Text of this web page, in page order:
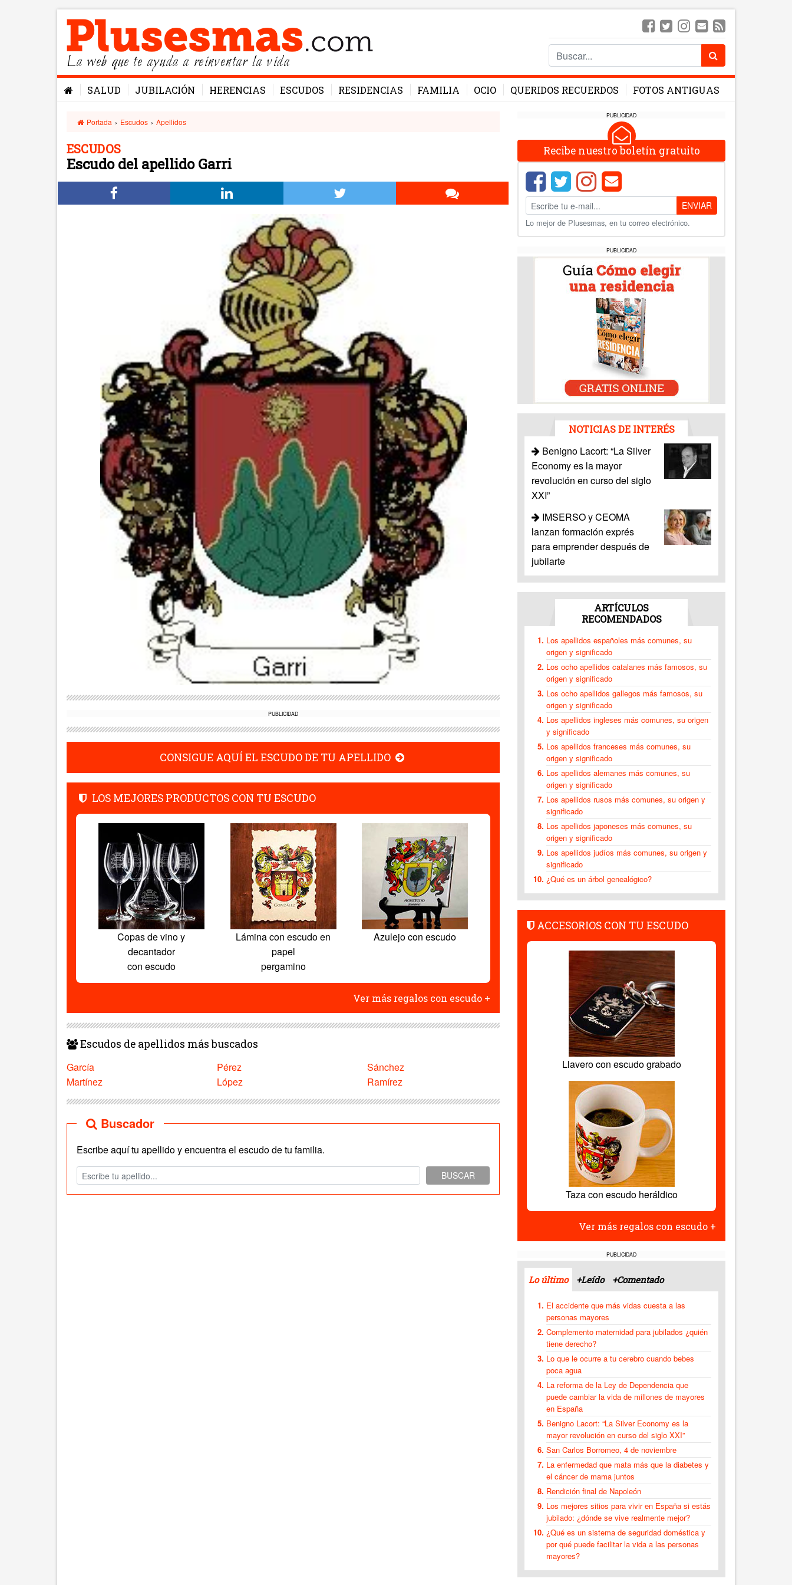
La web que te ayuda a reinventar la vida
SALUD JUBILACIÓN HERENCIAS ESCUDOS RESIDENCIAS FAMILIA OCIO QUERIDOS RECUERDOS FOTOS ANTIGUAS
Portada › Escudos › Apellidos
ESCUDOS
Escudo del apellido Garri
PUBLICIDAD
CONSIGUE AQUÍ EL ESCUDO DE TU APELLIDO
LOS MEJORES PRODUCTOS CON TU ESCUDO
Copas de vino y
decantador
con escudo
Lámina con escudo en
papel
pergamino
Azulejo con escudo
Ver más regalos con escudo +
Escudos de apellidos más buscados
García
Pérez
Sánchez
Martínez
López Ramírez
Buscador
Escribe aquí tu apellido y encuentra el escudo de tu familia.
BUSCAR
PUBLICIDAD
Recibe nuestro boletín gratuito
ENVIAR
Lo mejor de Plusesmas, en tu correo electrónico.
PUBLICIDAD
NOTICIAS DE INTERÉS
Benigno Lacort: “La Silver
Economy es la mayor
revolución en curso del siglo
XXI”
IMSERSO y CEOMA
lanzan formación exprés
para emprender después de
jubilarte
ARTÍCULOS
RECOMENDADOS
Los apellidos españoles más comunes, su
origen y significado
Los ocho apellidos catalanes más famosos, su
origen y significado
Los ocho apellidos gallegos más famosos, su
origen y significado
Los apellidos ingleses más comunes, su origen
y significado
Los apellidos franceses más comunes, su
origen y significado
Los apellidos alemanes más comunes, su
origen y significado
Los apellidos rusos más comunes, su origen y
significado
Los apellidos japoneses más comunes, su
origen y significado
Los apellidos judíos más comunes, su origen y
significado
¿Qué es un árbol genealógico?
ACCESORIOS CON TU ESCUDO
Llavero con escudo grabado
Taza con escudo heráldico
Ver más regalos con escudo +
PUBLICIDAD
Lo último +Leído +Comentado
El accidente que más vidas cuesta a las
personas mayores
Complemento maternidad para jubilados ¿quién
tiene derecho?
Lo que le ocurre a tu cerebro cuando bebes
poca agua
La reforma de la Ley de Dependencia que
puede cambiar la vida de millones de mayores
en España
Benigno Lacort: “La Silver Economy es la
mayor revolución en curso del siglo XXI”
San Carlos Borromeo, 4 de noviembre
La enfermedad que mata más que la diabetes y
el cáncer de mama juntos
Rendición final de Napoleón
Los mejores sitios para vivir en España si estás
jubilado: ¿dónde se vive realmente mejor?
¿Qué es un sistema de seguridad doméstica y
por qué puede facilitar la vida a las personas
mayores?